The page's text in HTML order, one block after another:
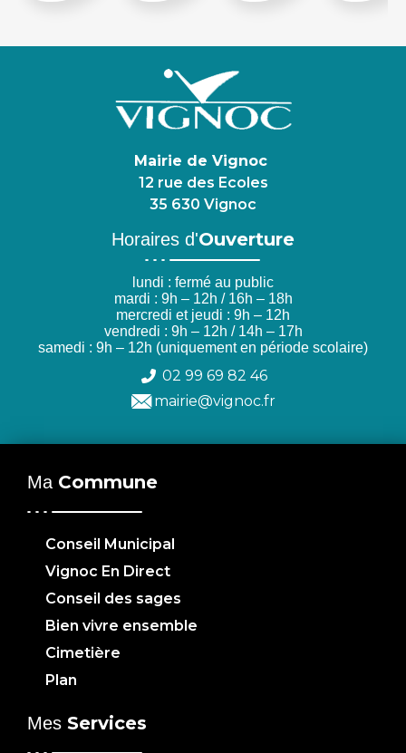
Mairie de Vignoc
12 rue des Ecoles
35 630 Vignoc
Horaires d'Ouverture
lundi : fermé au public
mardi : 9h – 12h / 16h – 18h
mercredi et jeudi : 9h – 12h
vendredi : 9h – 12h / 14h – 17h
samedi : 9h – 12h (uniquement en période scolaire)
02 99 69 82 46
mairie@vignoc.fr
Ma Commune
Conseil Municipal
Vignoc En Direct
Conseil des sages
Bien vivre ensemble
Cimetière
Plan
Mes Services